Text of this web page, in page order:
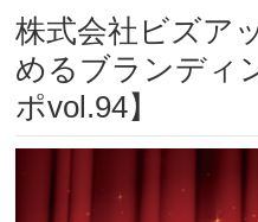
株式会社ビズア
めるブランディ
ポvol.94】